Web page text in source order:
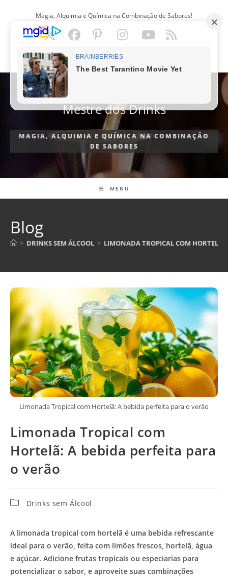
Magia, Alquimia e Química na Combinação de Sabores!
PORTUGUÊS
Mestre dos Drinks
MAGIA, ALQUIMIA E QUÍMICA NA COMBINAÇÃO
DE SABORES
MENU
Blog
> DRINKS SEM ÁLCOOL > LIMONADA TROPICAL COM HORTELÃ:
Limonada Tropical com Hortelã: A bebida perfeita para o verão
Limonada Tropical com
Hortelã: A bebida perfeita para
o verão
CategoriaDrinks sem Álcool
A limonada tropical com hortelã é uma bebida refrescante
ideal para o verão, feita com limões frescos, hortelã, água
e açúcar. Adicione frutas tropicais ou especiarias para
potencializar o sabor, e aproveite suas combinações